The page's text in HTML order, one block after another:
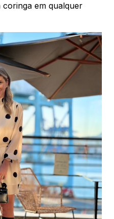
coringa em qualquer